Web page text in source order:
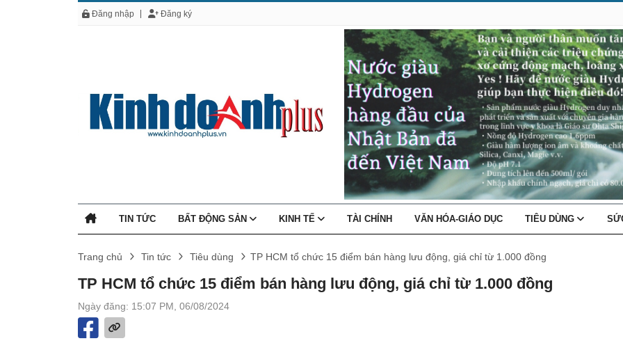
Đăng nhập Đăng ký
TIN TỨC BẤT ĐỘNG SẢN KINH TẾ TÀI CHÍNH VĂN HÓA-GIÁO DỤC TIÊU DÙNG
Trang chủ Tin tức Tiêu dùng TP HCM tổ chức 15 điểm bán hàng lưu động, giá chỉ từ 1.000 đồng
TP HCM tổ chức 15 điểm bán hàng lưu động, giá chỉ từ 1.000 đồng
Ngày đăng: 15:07 PM, 06/08/2024